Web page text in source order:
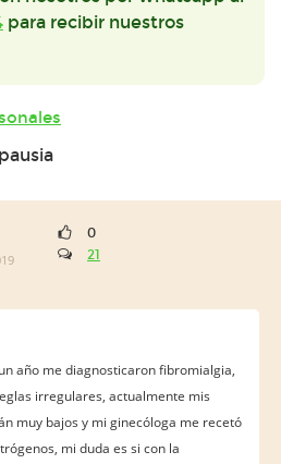
para recibir nuestros
0
21
año me diagnosticaron fibromialgia,
irregulares, actualmente mis
muy bajos y mi ginecóloga me recetó
mi duda es si con la